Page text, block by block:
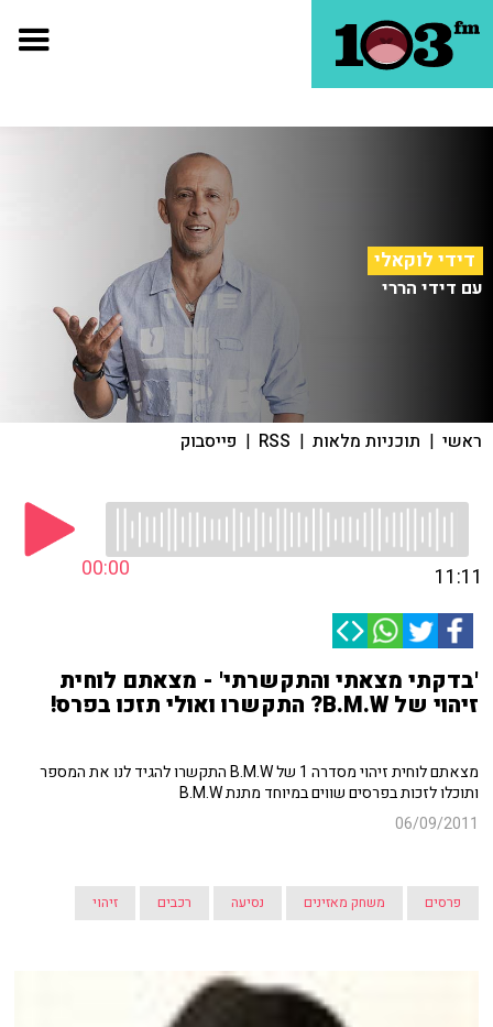
דידי לוקאלי
עם דידי הררי
ראשי | תוכניות מלאות |
RSS
| פייסבוק
00:00 11:11
'בדקתי מצאתי והתקשרתי' - מצאתם לוחית
זיהוי של B.M.W? התקשרו ואולי תזכו בפרס!
מצאתם לוחית זיהוי מסדרה 1 של B.M.W התקשרו להגיד לנו את המספר
ותוכלו לזכות בפרסים שווים במיוחד מתנת B.M.W
06/09/2011
פרסים משחק מאזינים נסיעה רכבים זיהוי